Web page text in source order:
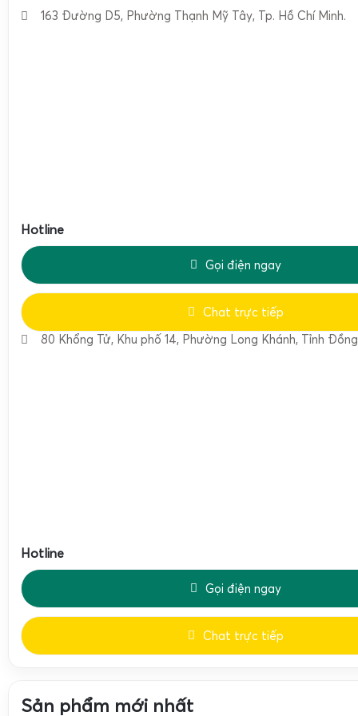
Model
cân tối đa
Độ phân
giải
Kích thước
bàn cân
chính
163 Đường D5, Phường Thạnh Mỹ Tây, Tp. Hồ Chí Minh.
Hotline
Gọi điện ngay
Chat trực tiếp
80 Khổng Tử, Khu phố 14, Phường Long Khánh, Tỉnh
Hotline
Gọi điện ngay
Chat trực tiếp
Sản phẩm mới nhất